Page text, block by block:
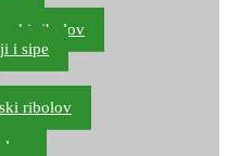
ribolov
i sipe
ribolov